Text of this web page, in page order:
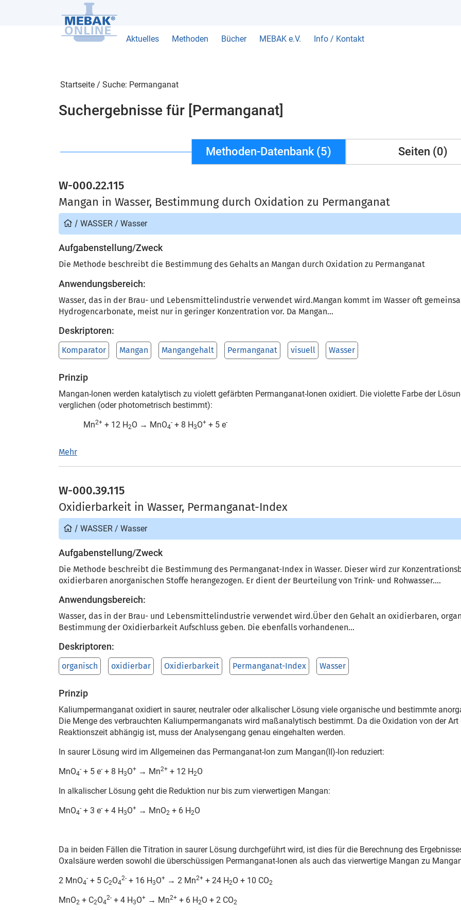
Aktuelles Methoden Bücher MEBAK e.V. Info / Kontakt
Startseite / Suche: Permanganat
Suchergebnisse für [Permanganat]
Methoden-Datenbank (5) Seiten (0)
W-000.22.115
Mangan in Wasser, Bestimmung durch Oxidation zu Permanganat
/ WASSER / Wasser
Aufgabenstellung/Zweck
Die Methode beschreibt die Bestimmung des Gehalts an Mangan durch Oxidation zu Permanganat
Anwendungsbereich:
Wasser, das in der Brau- und Lebensmittelindustrie verwendet wird.Mangan kommt im Wasser oft
Hydrogencarbonate, meist nur in geringer Konzentration vor. Da Mangan...
Deskriptoren:
Komparator Mangan Mangangehalt Permanganat visuell Wasser
Prinzip
Mangan-lonen werden katalytisch zu violett gefärbten Permanganat-lonen oxidiert. Die violette Farbe der
verglichen (oder photometrisch bestimmt):
Mn2+ + 12 H2O → MnO4
- + 8 H3O+ + 5 e-
Mehr
W-000.39.115
Oxidierbarkeit in Wasser, Permanganat-Index
/ WASSER / Wasser
Aufgabenstellung/Zweck
Die Methode beschreibt die Bestimmung des Permanganat-Index in Wasser. Dieser wird zur
oxidierbaren anorganischen Stoffe herangezogen. Er dient der Beurtei­lung von Trink- und Rohwasser....
Anwendungsbereich:
Wasser, das in der Brau- und Lebensmittelindustrie verwendet wird.Über den Gehalt an oxidierbaren,
Bestimmung der Oxidierbarkeit Aufschluss geben. Die ebenfalls vorhan­denen...
Deskriptoren:
organisch oxidierbar Oxidierbarkeit Permanganat-Index Wasser
Prinzip
Kaliumpermanganat oxidiert in saurer, neutraler oder alkalischer Lösung viele organische und bestimmte
Die Menge des verbrauchten Kaliumpermanganats wird maßanalytisch be­stimmt. Da die Oxidation von der Art
Reaktionszeit abhängig ist, muss der Analysengang genau eingehalten wer­den.
In saurer Lösung wird im Allgemeinen das Permanganat-lon zum Mangan(II)-lon reduziert:
MnO4
- + 5 e- + 8 H3O+ → Mn2+ + 12 H2O
In alkalischer Lösung geht die Reduktion nur bis zum vierwertigen Mangan:
MnO4
- + 3 e- + 4 H3O+ → MnO2 + 6 H2O
Da in beiden Fällen die Titration in saurer Lösung durchgeführt wird, ist dies für die Berechnung des
Oxalsäure werden sowohl die überschüssigen Permanganat-lonen als auch das vierwertige Mangan zu
2 MnO4
- + 5 C2O4
2- + 16 H3O+ → 2 Mn2+ + 24 H2O + 10 CO2
MnO2 + C2O4
2- + 4 H3O+ → Mn2+ + 6 H2O + 2 CO2